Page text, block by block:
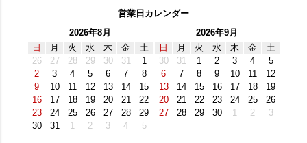
営業日カレンダー
2026年8月
日
月 火 水 木 金
土
26
27 28 29 30 31
1
2
3 4 5 6 7
8
9
10 11 12 13 14
15
16
17 18 19 20 21
22
23
24 25 26 27 28
29
30
31 1 2 3 4 5
2026年9月
日
月 火 水 木 金
土
30
31 1 2 3 4
5
6
7 8 9 10 11
12
13
14 15 16 17 18
19
20
21 22 23 24 25
26
27
28 29 30 1 2 3